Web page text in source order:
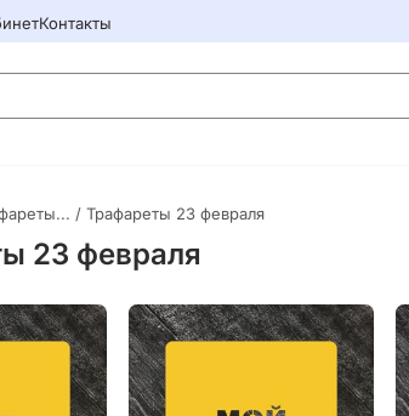
Контакты
/ Трафареты 23 февраля
23 февраля